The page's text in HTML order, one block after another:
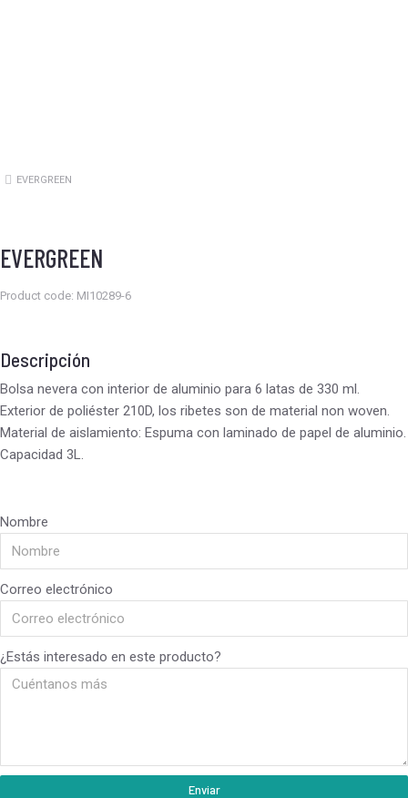
Estás aquí:
EVERGREEN
EVERGREEN
Product code: MI10289-6
Descripción
Bolsa nevera con interior de aluminio para 6 latas de 330 ml.
Exterior de poliéster 210D, los ribetes son de material non woven.
Material de aislamiento: Espuma con laminado de papel de aluminio.
Capacidad 3L.
Nombre
Correo electrónico
¿Estás interesado en este producto?
Enviar